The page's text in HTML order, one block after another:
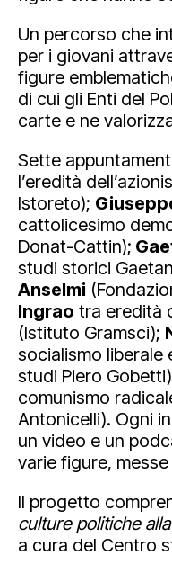
Un percorso che
per i giovani
figure
di cui gli Enti del
carte e ne
Sette
l’eredità
Istoreto);
cattolicesimo
Donat-Cattin);
studi storici
Anselmi
Ingrao tra eredità
(Istituto Gramsci);
socialismo liberale
studi Piero
comunismo
Antonicelli). Ogni
un video e un
varie figure,
Il progetto
culture politiche
a cura del Centro